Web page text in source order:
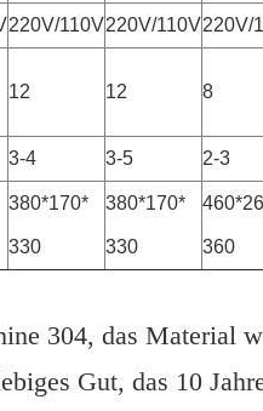
220V/110V220V/110V220V/
12 12 8
3-4 3-5 2-3
380*170*
330
380*170*
330 360
304, das Material
Gut, das 10